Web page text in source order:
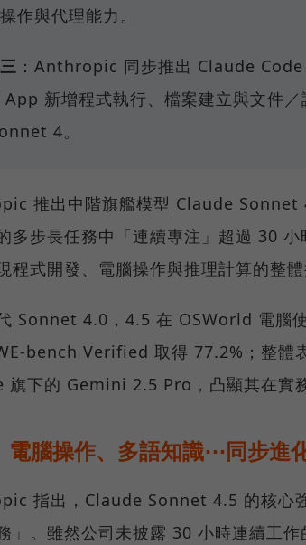
作與代理能力。
：Anthropic 同步推出 Claude
App 新增程式執行、檔案建立與文件
4。
推出中階旗艦模型 Claude Sonnet
多步長任務中「連續專注」超過 30
程式開發、電腦操作與推理計算的整體
Sonnet 4.0，4.5 在 OSWorld 電腦
bench Verified 取得 77.2%；整體
旗下的 Gemini 2.5 Pro，凸顯其在實
電腦操作、多語知識⋯同步進
指出，Claude Sonnet 4.5 的核心
」。雖然公司未披露 30 小時連續工